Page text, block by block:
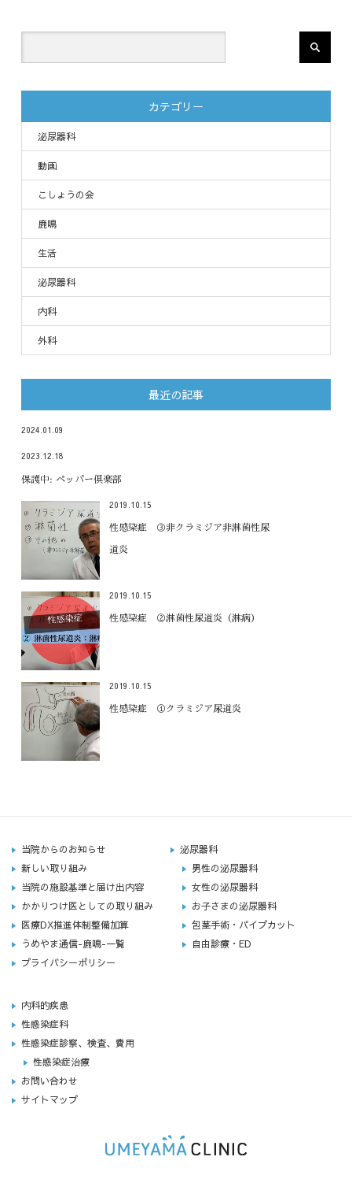
カテゴリー
泌尿器科
動画
こしょうの会
鹿鳴
生活
泌尿器科
内科
外科
最近の記事
2024.01.09
2023.12.18
保護中: ペッパー倶楽部
2019.10.15
性感染症 ③非クラミジア非淋菌性尿
道炎
2019.10.15
性感染症 ②淋菌性尿道炎（淋病）
2019.10.15
性感染症 ①クラミジア尿道炎
当院からのお知らせ
新しい取り組み
当院の施設基準と届け出内容
かかりつけ医としての取り組み
医療DX推進体制整備加算
うめやま通信-鹿鳴-一覧
プライバシーポリシー
泌尿器科
男性の泌尿器科
女性の泌尿器科
お子さまの泌尿器科
包茎手術・パイプカット
自由診療・ED
内科的疾患
性感染症科
性感染症診察、検査、費用
性感染症治療
お問い合わせ
サイトマップ